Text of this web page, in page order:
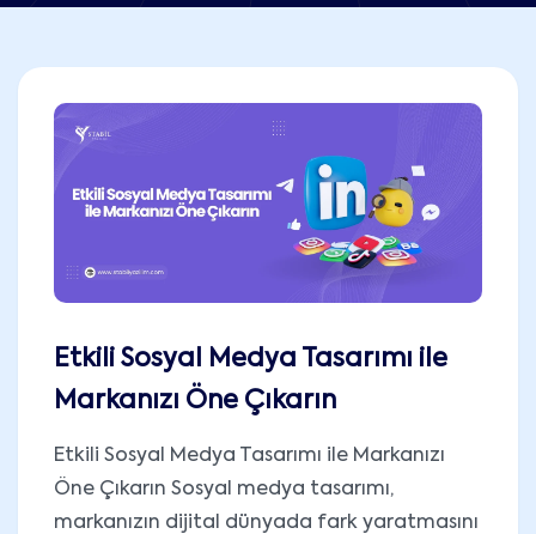
Etkili Sosyal Medya Tasarımı ile
Markanızı Öne Çıkarın
Etkili Sosyal Medya Tasarımı ile Markanızı
Öne Çıkarın Sosyal medya tasarımı,
markanızın dijital dünyada fark yaratmasını